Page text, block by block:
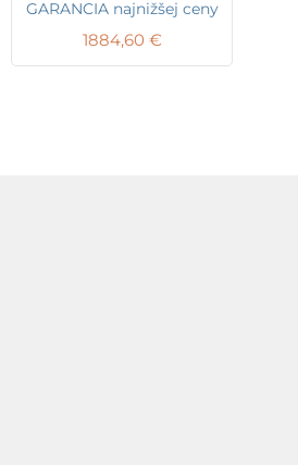
GARANCIA najnižšej ceny
1884,60 €